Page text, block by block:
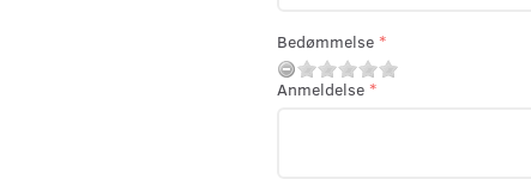
Bedømmelse
Anmeldelse